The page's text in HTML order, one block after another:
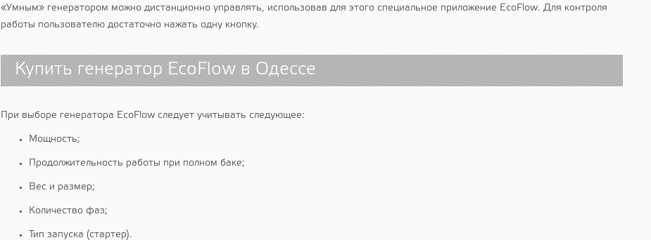
«Умным» генератором можно дистанционно управлять, использовав для этого специальное приложение EcoFlow. Для контроля
работы пользователю достаточно нажать одну кнопку.
Купить генератор EcoFlow в Одессе
При выборе генератора EcoFlow следует учитывать следующее:
Мощность;
Продолжительность работы при полном баке;
Вес и размер;
Количество фаз;
Тип запуска (стартер).